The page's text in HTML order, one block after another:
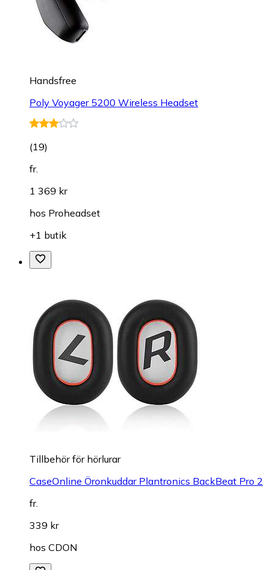
Handsfree
Poly Voyager 5200 Wireless Headset
(19)
fr.
1 369 kr
hos Proheadset
+1 butik
Tillbehör för hörlurar
CaseOnline Öronkuddar Plantronics BackBeat Pro 2
fr.
339 kr
hos CDON